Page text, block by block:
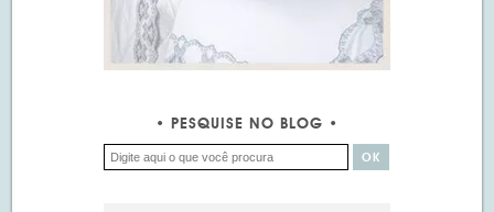
PESQUISE NO BLOG